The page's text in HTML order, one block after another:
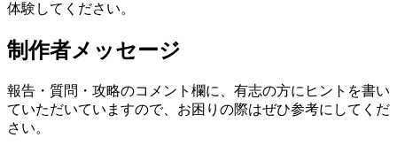
体験してください。
制作者メッセージ
報告・質問・攻略のコメント欄に、有志の方にヒントを書い
ていただいていますので、お困りの際はぜひ参考にしてくだ
さい。